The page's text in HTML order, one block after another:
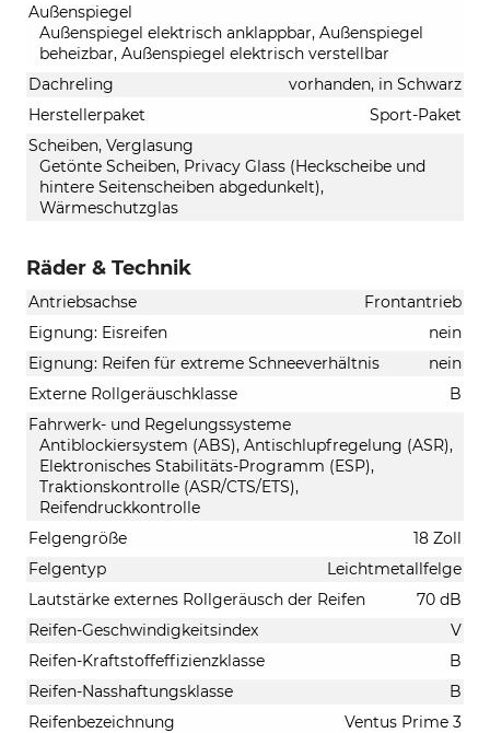
Außenspiegel
Außenspiegel elektrisch anklappbar, Außenspiegel
beheizbar, Außenspiegel elektrisch verstellbar
Dachreling
vorhanden, in Schwarz
Herstellerpaket
Sport-Paket
Scheiben, Verglasung
Getönte Scheiben, Privacy Glass (Heckscheibe und
hintere Seitenscheiben abgedunkelt),
Wärmeschutzglas
Räder & Technik
Antriebsachse
Frontantrieb
Eignung: Eisreifen
nein
Eignung: Reifen für extreme Schneeverhältnis
nein
Externe Rollgeräuschklasse
B
Fahrwerk- und Regelungssysteme
Antiblockiersystem (ABS), Antischlupfregelung (ASR),
Elektronisches Stabilitäts-Programm (ESP),
Traktionskontrolle (ASR/CTS/ETS),
Reifendruckkontrolle
Felgengröße
18 Zoll
Felgentyp
Leichtmetallfelge
Lautstärke externes Rollgeräusch der Reifen
70 dB
Reifen-Geschwindigkeitsindex
V
Reifen-Kraftstoffeffizienzklasse
B
Reifen-Nasshaftungsklasse
B
Reifenbezeichnung
Ventus Prime 3